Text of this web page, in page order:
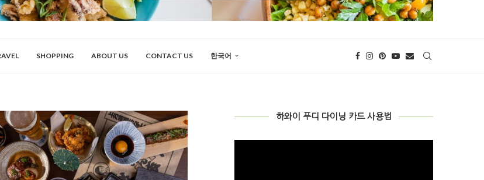
SHOPPING ABOUT US CONTACT US 한국어
하와이 푸디 다이닝 카드 사용법